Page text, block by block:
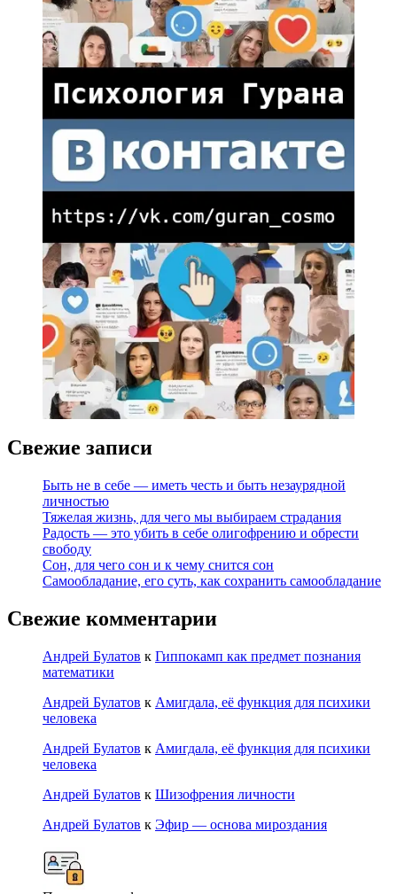
Свежие записи
Быть не в себе — иметь честь и быть незаурядной
личностью
Тяжелая жизнь, для чего мы выбираем страдания
Радость — это убить в себе олигофрению и обрести
свободу
Сон, для чего сон и к чему снится сон
Самообладание, его суть, как сохранить самообладание
Свежие комментарии
Андрей Булатов к Гиппокамп как предмет познания
математики
Андрей Булатов к Амигдала, её функция для психики
человека
Андрей Булатов к Амигдала, её функция для психики
человека
Андрей Булатов к Шизофрения личности
Андрей Булатов к Эфир — основа мироздания